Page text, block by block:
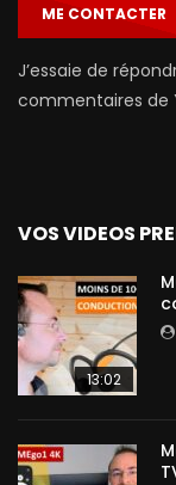
ME CONTACTER
J’essaie de
commentaires de
VOS VIDEOS
13:02